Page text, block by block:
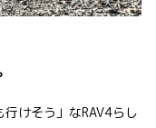
けそう」なRAV4らし